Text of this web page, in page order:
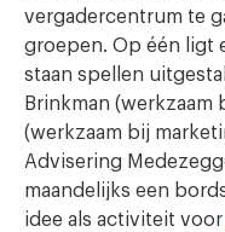
vergadercentrum te
groepen. Op één ligt
staan spellen
Brinkman (werkzaam
(werkzaam bij
Advisering
maandelijks een
idee als activiteit voor